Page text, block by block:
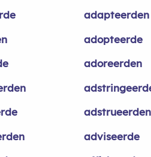
adapteerden
adopteerde
adoreerden
adstrueerden
adviseerde